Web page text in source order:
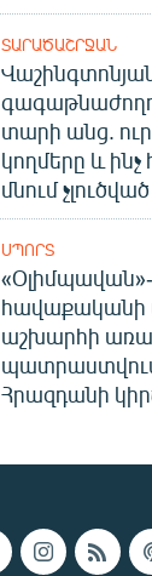
ՏԱՐԱԾԱՇՐՋԱՆ
տարի անց. ուր
կողմերը և
մնում չլուծված
ՍՊՈՐՏ
հավաքականի
աշխարհի
Հրազդանի